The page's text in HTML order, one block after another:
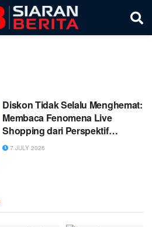
Diskon Tidak Selalu Menghemat:
Membaca Fenomena Live
Shopping dari Perspektif
Ekonomi Islam
7 JULY 2026